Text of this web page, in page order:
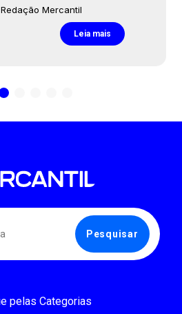
Redação Mercantil
Leia mais
pelas Categorias